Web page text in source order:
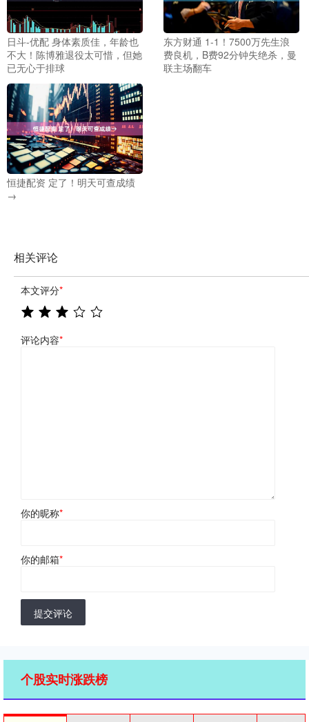
日斗-优配 身体素质佳，年龄也
不大！陈博雅退役太可惜，但她
已无心于排球
东方财通 1-1！7500万先生浪
费良机，B费92分钟失绝杀，曼
联主场翻车
恒捷配资 定了！明天可查成绩
→
相关评论
本文评分*
评论内容*
你的昵称*
你的邮箱*
提交评论
个股实时涨跌榜